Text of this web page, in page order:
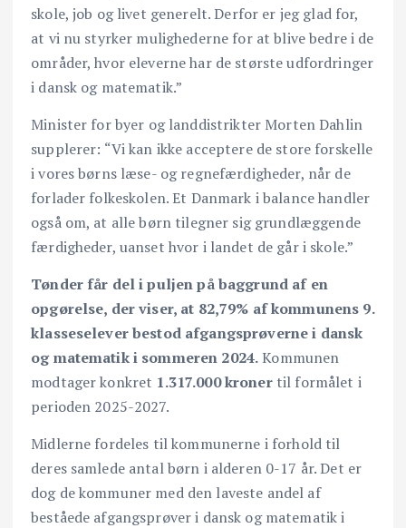
skole, job og livet generelt. Derfor er jeg glad for,
at vi nu styrker mulighederne for at blive bedre i de
områder, hvor eleverne har de største udfordringer
i dansk og matematik.”
Minister for byer og landdistrikter Morten Dahlin
supplerer: “Vi kan ikke acceptere de store forskelle
i vores børns læse- og regnefærdigheder, når de
forlader folkeskolen. Et Danmark i balance handler
også om, at alle børn tilegner sig grundlæggende
færdigheder, uanset hvor i landet de går i skole.”
Tønder får del i puljen på baggrund af en
opgørelse, der viser, at 82,79% af kommunens 9.
klasseselever bestod afgangsprøverne i dansk
og matematik i sommeren 2024.Kommunen
modtager konkret 1.317.000 kronertil formålet i
perioden 2025-2027.
Midlerne fordeles til kommunerne i forhold til
deres samlede antal børn i alderen 0-17 år. Det er
dog de kommuner med den laveste andel af
beståede afgangsprøver i dansk og matematik i